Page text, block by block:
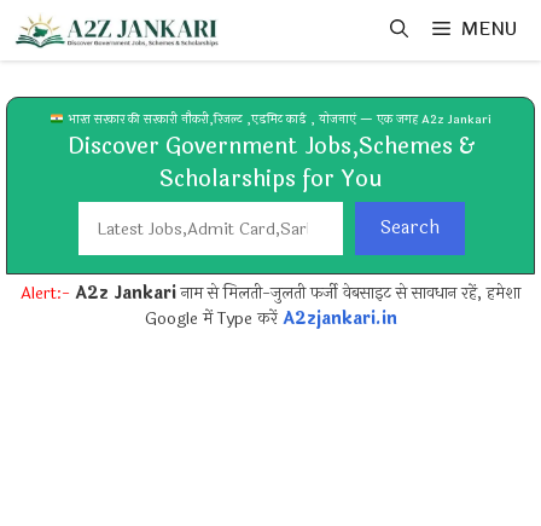
Skip
content
MENU
भारत सरकार की सरकारी नौकरी,रिजल्ट ,एडमिट कार्ड , योजनाएं — एक जगह A2z Jankari
Discover Government Jobs,Schemes &
Scholarships for You
Search
Alert:- A2z Jankariनाम से मिलती-जुलती फर्जी वेबसाइट से सावधान रहें, हमेशा
Google में Type करेंA2zjankari.in